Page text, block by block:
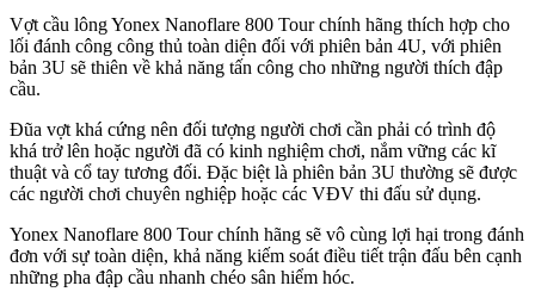
Vợt cầu lông Yonex Nanoflare 800 Tour chính hãng thích hợp cho
lối đánh công công thủ toàn diện đối với phiên bản 4U, với phiên
bản 3U sẽ thiên về khả năng tấn công cho những người thích đập
cầu.
Đũa vợt khá cứng nên đối tượng người chơi cần phải có trình độ
khá trở lên hoặc người đã có kinh nghiệm chơi, nắm vững các kĩ
thuật và cổ tay tương đối. Đặc biệt là phiên bản 3U thường sẽ được
các người chơi chuyên nghiệp hoặc các VĐV thi đấu sử dụng.
Yonex Nanoflare 800 Tour chính hãng sẽ vô cùng lợi hại trong đánh
đơn với sự toàn diện, khả năng kiếm soát điều tiết trận đấu bên cạnh
những pha đập cầu nhanh chéo sân hiểm hóc.